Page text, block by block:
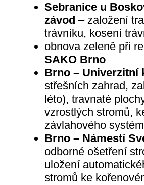
Sebranice u
závod – založení
trávníku, kosení
obnova zeleně při
SAKO Brno
Brno – Univerzitní
střešních zahrad,
léto), travnaté
vzrostlých stromů,
závlahového
Brno – Námestí
odborné ošetření
uložení
stromů ke